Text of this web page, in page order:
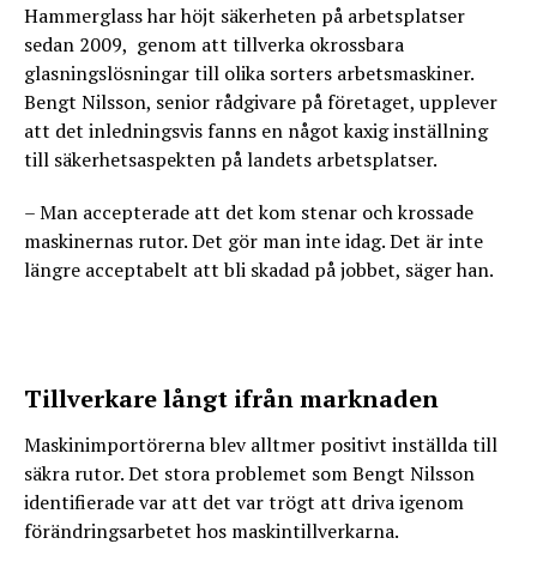
Hammerglass har höjt säkerheten på arbetsplatser
sedan 2009, genom att tillverka okrossbara
glasningslösningar till olika sorters arbetsmaskiner.
Bengt Nilsson, senior rådgivare på företaget, upplever
att det inledningsvis fanns en något kaxig inställning
till säkerhetsaspekten på landets arbetsplatser.
– Man accepterade att det kom stenar och krossade
maskinernas rutor. Det gör man inte idag. Det är inte
längre acceptabelt att bli skadad på jobbet, säger han.
Tillverkare långt ifrån marknaden
Maskinimportörerna blev alltmer positivt inställda till
säkra rutor. Det stora problemet som Bengt Nilsson
identifierade var att det var trögt att driva igenom
förändringsarbetet hos maskintillverkarna.